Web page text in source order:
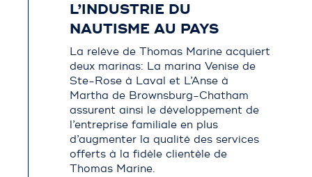
L’INDUSTRIE DU
NAUTISME AU PAYS
La relève de Thomas Marine acquiert
deux marinas: La marina Venise de
Ste-Rose à Laval et L’Anse à
Martha de Brownsburg-Chatham
assurent ainsi le développement de
l’entreprise familiale en plus
d’augmenter la qualité des services
offerts à la fidèle clientèle de
Thomas Marine.